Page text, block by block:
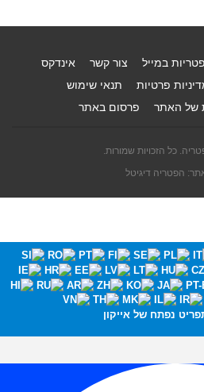
פטריות במייל צור קשר
אינדקס
פרטיות
תנאי שימוש
של האתר
פרסום באתר
הפטריה דיגיטל